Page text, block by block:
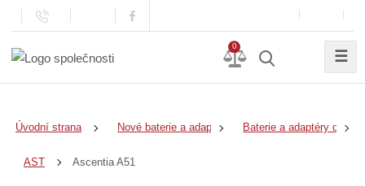
0
☰
Úvodní strana Nové baterie a adaptéry Baterie a adaptéry do
AST Ascentia A51